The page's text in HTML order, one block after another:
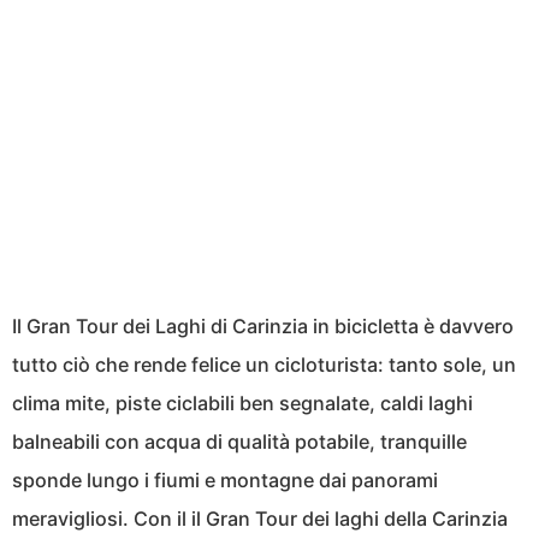
Il Gran Tour dei Laghi di Carinzia in bicicletta è davvero
tutto ciò che rende felice un cicloturista: tanto sole, un
clima mite, piste ciclabili ben segnalate, caldi laghi
balneabili con acqua di qualità potabile, tranquille
sponde lungo i fiumi e montagne dai panorami
meravigliosi. Con il il Gran Tour dei laghi della Carinzia